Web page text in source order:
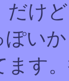
けど
ぽい
ます